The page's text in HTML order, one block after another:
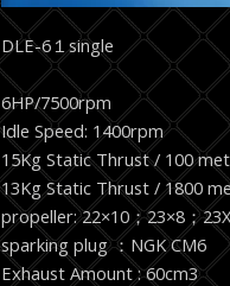
DLE-6１single
6HP/7500rpm
Idle Speed: 1400rpm
15Kg Static Thrust / 100
13Kg Static Thrust / 1800
propeller: 22×10；23×8；
sparking plug ：NGK CM6
Exhaust Amount : 60cm3